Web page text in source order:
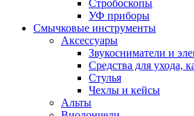
Стробоскопы
УФ приборы
Смычковые инструменты
Аксессуары
Звукосниматели и
Средства для ухода,
Стулья
Чехлы и кейсы
Альты